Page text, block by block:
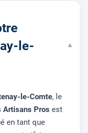
le-
▾
le-Comte, le
Artisans Pros est
en tant que